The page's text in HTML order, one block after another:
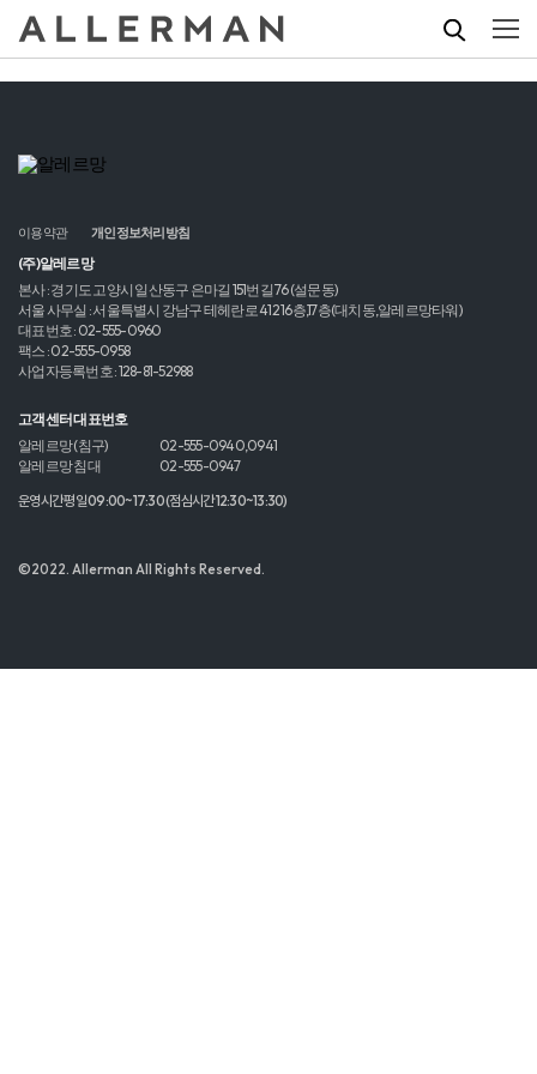
이용약관 개인정보처리방침
(주)알레르망
본사 : 경기도 고양시 일산동구 은마길 151번길 76 (설문동)
서울 사무실 : 서울특별시 강남구 테헤란로 412 16층,17층(대치동,알레르망타워)
대표번호 : 02-555-0960
팩스 : 02-555-0958
사업자등록번호 : 128-81-52988
고객센터 대표번호
알레르망 (침구)
02-555-0940,0941
알레르망 침대
02-555-0947
운영시간 평일 09:00~17:30 (점심시간 12:30~13:30)
©2022. Allerman All Rights Reserved.